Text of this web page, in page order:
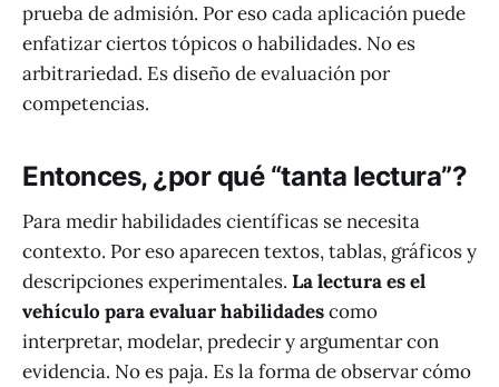
prueba de admisión. Por eso cada aplicación puede
enfatizar ciertos tópicos o habilidades. No es
arbitrariedad. Es diseño de evaluación por
competencias.
Entonces, ¿por qué “tanta lectura”?
Para medir habilidades científicas se necesita
contexto. Por eso aparecen textos, tablas, gráficos y
descripciones experimentales. La lectura es el
vehículo para evaluar habilidadescomo
interpretar, modelar, predecir y argumentar con
evidencia. No es paja. Es la forma de observar cómo